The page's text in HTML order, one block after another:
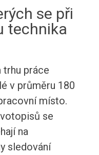
se při
technika
trhu práce
v průměru 180
místo.
se
na
sledování